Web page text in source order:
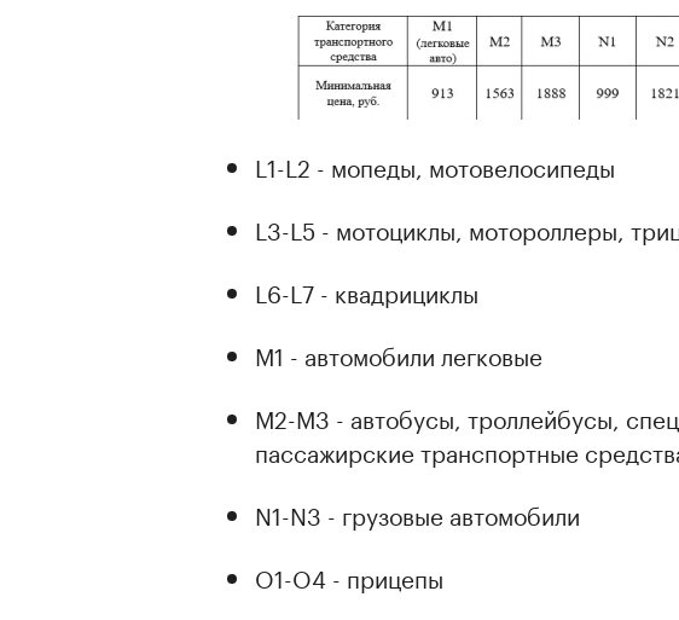
L1-L2 - мопеды, мотовелосипеды
L3-L5 - мотоциклы, мотороллеры,
L6-L7 - квадрициклы
M1 - автомобили легковые
M2-M3 - автобусы, троллейбусы,
пассажирские транспортные
N1-N3 - грузовые автомобили
O1-O4 - прицепы